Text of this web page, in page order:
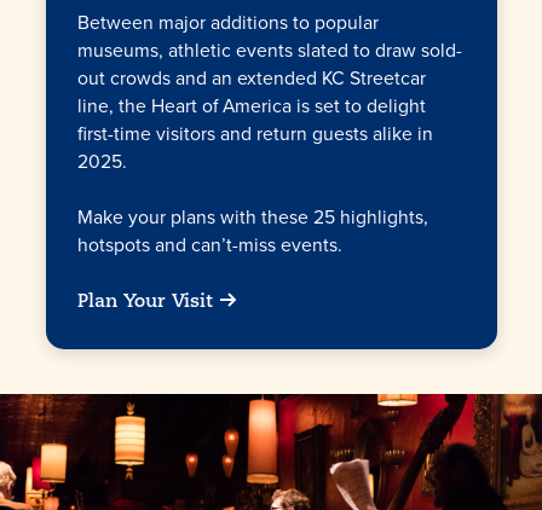
Between major additions to popular
museums, athletic events slated to draw sold-
out crowds and an extended KC Streetcar
line, the Heart of America is set to delight
first-time visitors and return guests alike in
2025.
Make your plans with these 25 highlights,
hotspots and can’t-miss events.
Plan Your Visit